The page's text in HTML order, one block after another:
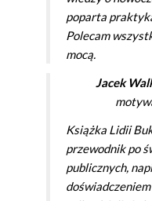
poparta
Polecam
mocą.
Jacek
Książka Lidii
przewodnik po
publicznych,